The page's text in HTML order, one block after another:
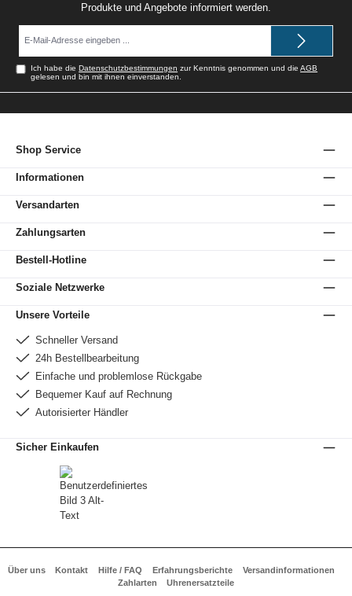
Produkte und Angebote informiert werden.
Ich habe dieDatenschutzbestimmungen zur Kenntnis genommen und dieAGB
gelesen und bin mit ihnen einverstanden.
Shop Service
Informationen
Versandarten
Zahlungsarten
Bestell-Hotline
Soziale Netzwerke
Unsere Vorteile
Schneller Versand
24h Bestellbearbeitung
Einfache und problemlose Rückgabe
Bequemer Kauf auf Rechnung
Autorisierter Händler
Sicher Einkaufen
Über uns Kontakt Hilfe / FAQ Erfahrungsberichte
Versandinformationen
Zahlarten
Uhrenersatzteile